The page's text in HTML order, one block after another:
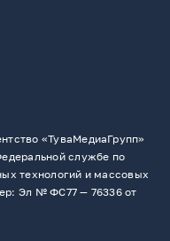
«ТуваМедиаГрупп»
службе по
технологий и массовых
Эл № ФС77 — 76336 от